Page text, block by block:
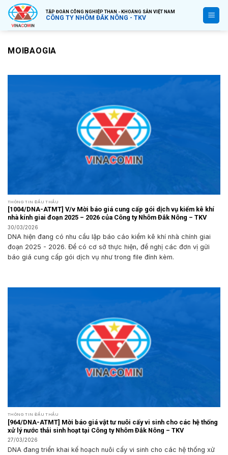
Bỏ
qua
nội
TẬP ĐOÀN CÔNG NGHIỆP THAN - KHOÁNG SẢN VIỆT NAM
CÔNG TY NHÔM ĐẮK NÔNG - TKV
MOIBAOGIA
THÔNG TIN ĐẤU THẦU
[1004/DNA-ATMT] V/v Mời báo giá cung cấp gói dịch vụ kiểm kê khí
nhà kính giai đoạn 2025 – 2026 của Công ty Nhôm Đắk Nông – TKV
30/03/2026
DNA hiện đang có nhu cầu lập báo cáo kiểm kê khí nhà chính giai
đoạn 2025 - 2026. Để có cơ sở thực hiện, đề nghị các đơn vị gửi
báo giá cung cấp gói dịch vụ như trong file đính kèm.
THÔNG TIN ĐẤU THẦU
[964/DNA-ATMT] Mời báo giá vật tư nuôi cấy vi sinh cho các hệ thống
xử lý nước thải sinh hoạt tại Công ty Nhôm Đắk Nông – TKV
27/03/2026
DNA đang triển khai kế hoạch nuôi cấy vi sinh cho các hệ thống xử